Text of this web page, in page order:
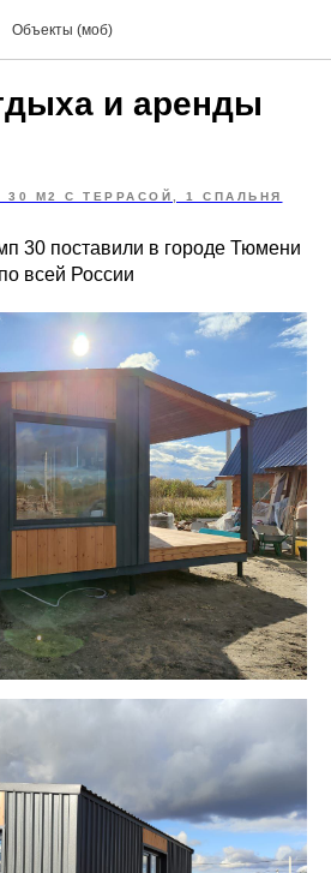
Объекты (моб)
и аренды
30 М2 С ТЕРРАСОЙ, 1 СПАЛЬНЯ
30 поставили в городе Тюмени
всей России